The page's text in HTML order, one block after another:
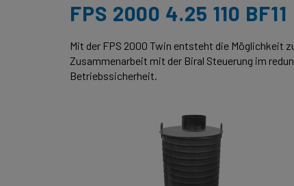
FPS 2000 4.25 110 BF11
Mit der FPS 2000 Twin entsteht die Möglichkeit
Zusammenarbeit mit der Biral Steuerung im
Betriebssicherheit.